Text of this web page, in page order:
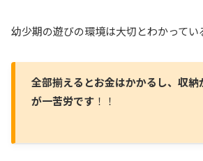
幼少期の遊びの環境は大切とわかって
全部揃えるとお金はかかるし、収納
が一苦労です！！